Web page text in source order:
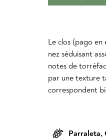
Le clos (pago
nez séduisant
notes de
par une texture
correspondent
Parraleta,